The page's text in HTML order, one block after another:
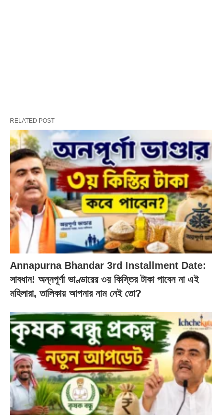
RELATED POST
Annapurna Bhandar 3rd Installment Date:
সাবধান! অন্নপূর্ণা ভাণ্ডারের ৩য় কিস্তির টাকা পাবেন না এই
মহিলারা, তালিকায় আপনার নাম নেই তো?